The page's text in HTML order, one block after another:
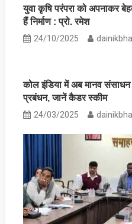
युवा कृषि परंपरा को अपनाकर
हैं निर्माण : प्रो. रमेश
24/10/2025
कोल इंडिया में अब मानव
प्रबंधन, जानें कैडर स्‍कीम
24/03/2025